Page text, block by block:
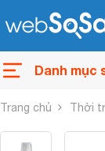
Danh mục
Trang chủ Thời